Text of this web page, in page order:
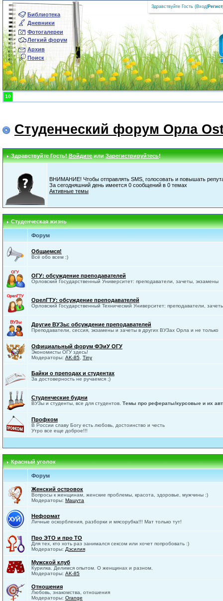
Библиотека
Дневники
Фотогалереи
Легкий форум
Архив
Поиск
Здравствуйте Гость (Вход
10
Студенческий форум Орла
Здравствуйте Гость!ВойдитеилиЗарегистрируйтесь!
ВНИМАНИЕ! Чтобы отправлять SMS, голосовать и повышать
За сегодняшний день имеется 0 сообщений в 0 темах
Активные темы
Студенческая жизнь
Форум
Общаемся!
Всё обо всем :)
ОГУ: обсуждение преподавателей
Орловский Государственный Университет: преподаватели, зачеты, экзамены
ОрелГТУ: обсуждение преподавателей
Орловский Государственный Технический Университет: преподаватели,
Другие ВУЗы: обсуждение преподавателей
Преподаватели, сессия, экзамены и зачеты в других ВУЗах Орла и не только
Официальный форум ФЭиУ ОГУ
Экономисты ОГУ здесь!
Модераторы: AK-85, Tiny
Байки о преподах и студентах
За достоверность не ручаемся ;)
Студенческие будни
ВУЗы и студенты, все для студентов. Темы про рефераты/курсовые и их
Профком
В России славу Богу есть любовь, достоинство и честь
Утро все еще доброе!!!
Красный уголок
Форум
Женский островок
Вопросы к женщинам, женские проблемы, красота, здоровье, мужчины :)
Модераторы: Машута
Неформат
Личные оскорбления, разборки и мясорубка!!! Мат только тут!
Про ЭТО и про ТО
Для тех, кто хоть раз занимался сексом или хочет попробовать :)
Модераторы: Дэсилия
Мужской клуб
Курилка. Делимся опытом. О женщинах и разном.
Модераторы: AK-85
Отношения
Любовь, знакомства, отношения
Модераторы: Orange